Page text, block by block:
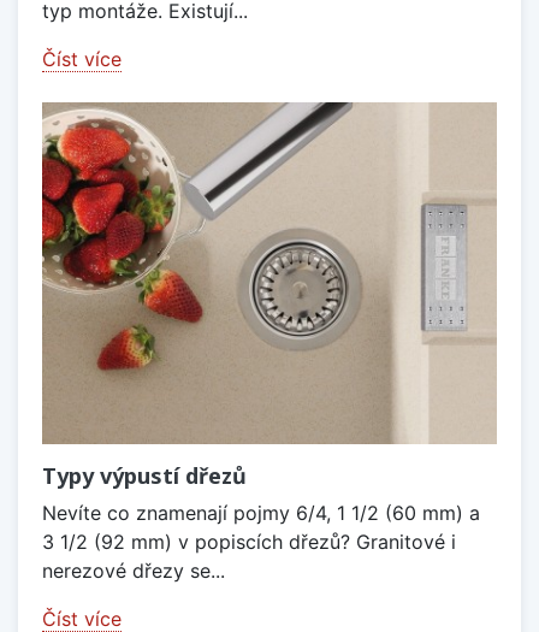
typ montáže. Existují...
Číst více
Typy výpustí dřezů
Nevíte co znamenají pojmy 6/4, 1 1/2 (60 mm) a
3 1/2 (92 mm) v popiscích dřezů? Granitové i
nerezové dřezy se...
Číst více